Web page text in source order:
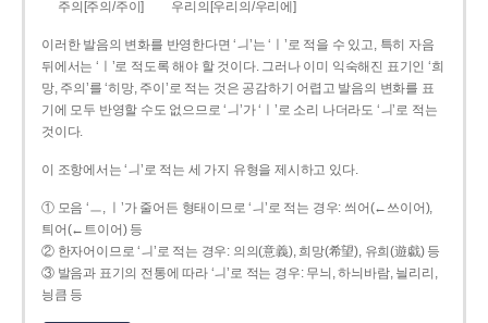
주의[주의/주이]
우리의[우리의/우리에]
이러한 발음의 변화를 반영한다면 ‘ㅢ’는 ‘ㅣ’로 적을 수 있고, 특히 자음
뒤에서는 ‘ㅣ’로 적도록 해야 할 것이다. 그러나 이미 익숙해진 표기인 ‘희
망, 주의’를 ‘히망, 주이’로 적는 것은 공감하기 어렵고 발음의 변화를 표
기에 모두 반영할 수도 없으므로 ‘ㅢ’가 ‘ㅣ’로 소리 나더라도 ‘ㅢ’로 적는
것이다.
이 조항에서는 ‘ㅢ’로 적는 세 가지 유형을 제시하고 있다.
① 모음 ‘ㅡ, ㅣ’가 줄어든 형태이므로 ‘ㅢ’로 적는 경우: 씌어(←쓰이어),
틔어(←트이어) 등
② 한자어이므로 ‘ㅢ’로 적는 경우: 의의(意義), 희망(希望), 유희(遊戱) 등
③ 발음과 표기의 전통에 따라 ‘ㅢ’로 적는 경우: 무늬, 하늬바람, 늴리리,
닁큼 등